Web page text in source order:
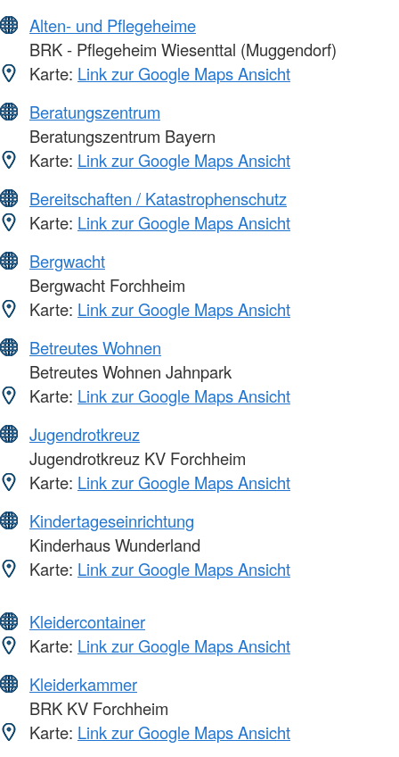
Alten- und Pflegeheime
BRK - Pflegeheim Wiesenttal (Muggendorf)
Karte: Link zur Google Maps Ansicht
Beratungszentrum
Beratungszentrum Bayern
Karte: Link zur Google Maps Ansicht
Bereitschaften / Katastrophenschutz
Karte: Link zur Google Maps Ansicht
Bergwacht
Bergwacht Forchheim
Karte: Link zur Google Maps Ansicht
Betreutes Wohnen
Betreutes Wohnen Jahnpark
Karte: Link zur Google Maps Ansicht
Jugendrotkreuz
Jugendrotkreuz KV Forchheim
Karte: Link zur Google Maps Ansicht
Kindertageseinrichtung
Kinderhaus Wunderland
Karte: Link zur Google Maps Ansicht
Kleidercontainer
Karte: Link zur Google Maps Ansicht
Kleiderkammer
BRK KV Forchheim
Karte: Link zur Google Maps Ansicht